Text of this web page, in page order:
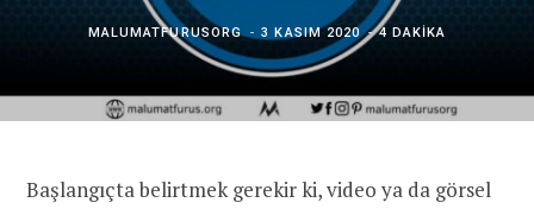
MALUMATFURUSORG 3 KASIM 2020 4 DAKIKA
Başlangıçta belirtmek gerekir ki, video ya da görsel